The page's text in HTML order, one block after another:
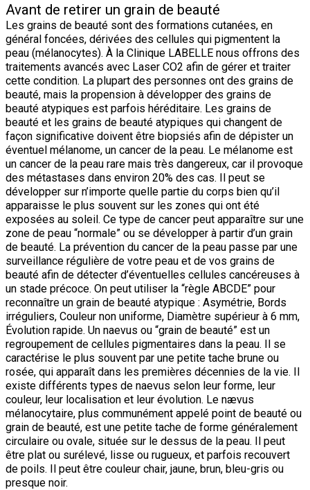
Avant de retirer un grain de beauté
Les grains de beauté sont des formations cutanées, en
général foncées, dérivées des cellules qui pigmentent la
peau (mélanocytes). À la Clinique LABELLE nous offrons des
traitements avancés avec Laser CO2 afin de gérer et traiter
cette condition. La plupart des personnes ont des grains de
beauté, mais la propension à développer des grains de
beauté atypiques est parfois héréditaire. Les grains de
beauté et les grains de beauté atypiques qui changent de
façon significative doivent être biopsiés afin de dépister un
éventuel mélanome, un cancer de la peau. Le mélanome est
un cancer de la peau rare mais très dangereux, car il provoque
des métastases dans environ 20% des cas. Il peut se
développer sur n’importe quelle partie du corps bien qu’il
apparaisse le plus souvent sur les zones qui ont été
exposées au soleil. Ce type de cancer peut apparaître sur une
zone de peau “normale” ou se développer à partir d’un grain
de beauté. La prévention du cancer de la peau passe par une
surveillance régulière de votre peau et de vos grains de
beauté afin de détecter d’éventuelles cellules cancéreuses à
un stade précoce. On peut utiliser la “règle ABCDE” pour
reconnaître un grain de beauté atypique : Asymétrie, Bords
irréguliers, Couleur non uniforme, Diamètre supérieur à 6 mm,
Évolution rapide. Un naevus ou “grain de beauté” est un
regroupement de cellules pigmentaires dans la peau. Il se
caractérise le plus souvent par une petite tache brune ou
rosée, qui apparaît dans les premières décennies de la vie. Il
existe différents types de naevus selon leur forme, leur
couleur, leur localisation et leur évolution. Le nævus
mélanocytaire, plus communément appelé point de beauté ou
grain de beauté, est une petite tache de forme généralement
circulaire ou ovale, située sur le dessus de la peau. Il peut
être plat ou surélevé, lisse ou rugueux, et parfois recouvert
de poils. Il peut être couleur chair, jaune, brun, bleu-gris ou
presque noir.